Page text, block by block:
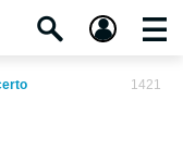
1421